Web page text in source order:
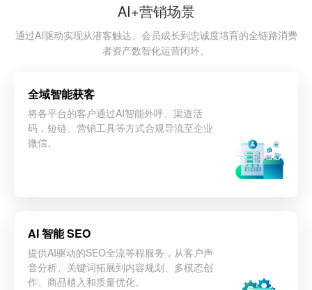
AI+营销场景
通过AI驱动实现从潜客触达、会员成长到忠诚度培育的全链路消费
者资产数智化运营闭环。
全域智能获客
将各平台的客户通过AI智能外呼、渠道活
码，短链、营销工具等方式合规导流至企业
微信。
AI 智能 SEO
提供AI驱动的SEO全流等程服务，从客户声
音分析、关键词拓展到内容规划、多模态创
作、商品植入和质量优化。